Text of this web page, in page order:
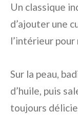
Un classique
d’ajouter une
l’intérieur pour
Sur la peau,
d’huile, puis
toujours